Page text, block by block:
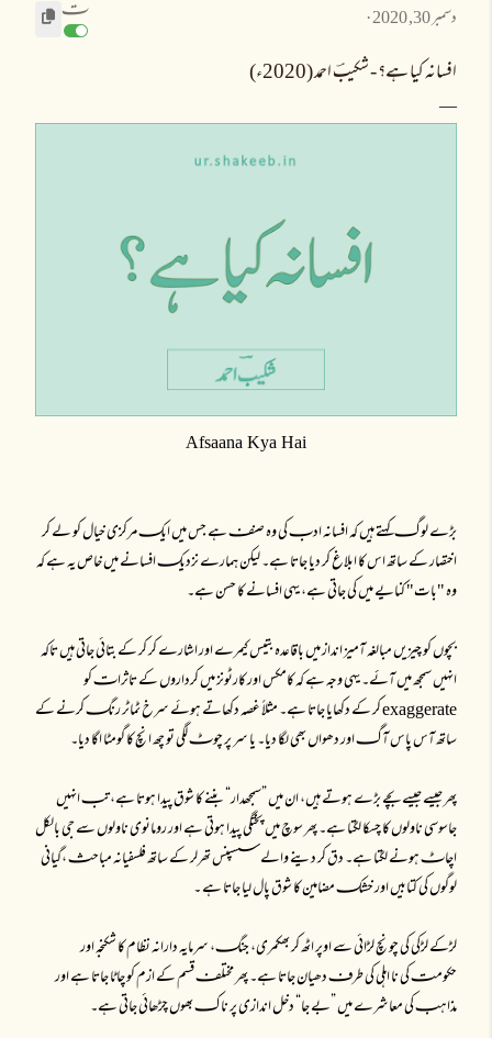
دسمبر 30, 2020 تـ
افسانہ کیا ہے؟ - شکیبؔ احمد (2020ء)
Afsaana Kya Hai
بڑے لوگـ کہتے ہیں کہ افسانہ ادبـ کی وہ صنفـ ہے جس میں ایکـ مرکزی خیال کو لے کر
اختصار کے ساتھ اس کا ابلاغ کر دیا جاتا ہے۔ لیکن ہمارے نزدیکـ افسانے میں خاص یہ ہے کہ
وہ "بات" کنایے میں کی جاتی ہے، یہی افسانے کا حسن ہے۔
بچوں کو چیزیں مبالغہ آمیز انداز میں باقاعدہ بتیس کیمرے اور اشارے کر کر کے بتائی جاتی ہیں تاکہ
انہیں سمجھ میں آئے۔ یہی وجہ ہے کہ کامکس اور کارٹونز میں کرداروں کے تاثراتـ کو
exaggerate کر کے دکھایا جاتا ہے۔ مثلاً غصہ دکھاتے ہوئے سرخ ٹماٹر رنگـ کرنے کے
ساتھ آس پاس آگـ اور دھواں بھی لگا دیا۔ یا سر پر چوٹـ لگی تو چھ انچ کا گومٹا اگا دیا۔
پھر جیسے جیسے بچے بڑے ہوتے ہیں، ان میں ”سمجھدار“ بننے کا شوق پیدا ہوتا ہے، تبـ انہیں
جاسوسی ناولوں کا چسکا لگتا ہے۔ پھر سوچ میں پختگی پیدا ہوتی ہے اور رومانوی ناولوں سے جی بالکل
اچاٹـ ہونے لگتا ہے۔ دق کر دینے والے سسپنس تھرلر کے ساتھ فلسفیانہ مباحثـ ،گیانی
لوگوں کی کتابیں اور خشکـ مضامین کا شوق پال لیا جاتا ہے ۔
لڑکے لڑکی کی چونچ لڑائی سے اوپر اٹھ کر بھکمری، جنگـ، سرمایہ دارانہ نظام کا شکنجہ اور
حکومتـ کی نا اہلی کی طرفـ دھیان جاتا ہے۔ پھر مختلفـ قسم کے ازم کو چاٹا جاتا ہے اور
مذاہبـ کی معاشرے میں ”بے جا“ دخل اندازی پر ناکـ بھوں چڑھائی جاتی ہے۔